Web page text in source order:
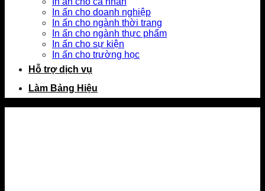
In ấn cho doanh nghiệp
In ấn cho ngành thời trang
In ấn cho ngành thực phẩm
In ấn cho sự kiện
In ấn cho trường học
Hỗ trợ dịch vụ
Làm Bảng Hiệu